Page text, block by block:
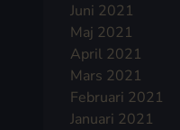
Juni 2021
Maj 2021
April 2021
Mars 2021
Februari 2021
Januari 2021